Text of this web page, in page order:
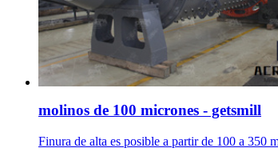
molinos de 100 micrones - getsmill
Finura de alta es posible a partir de 100 a 350